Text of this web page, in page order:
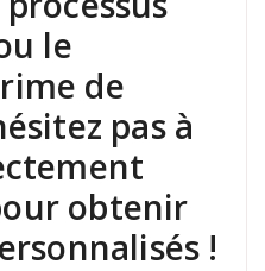
le
de
pas à
obtenir
!